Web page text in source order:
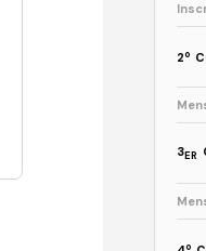
2o
3ER
o